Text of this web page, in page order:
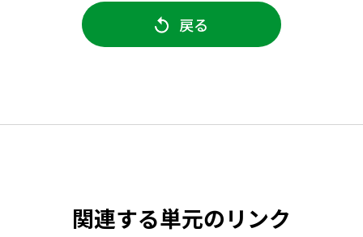
戻る
関連する単元のリンク